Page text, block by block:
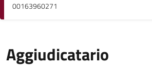
00163960271
Aggiudicatario